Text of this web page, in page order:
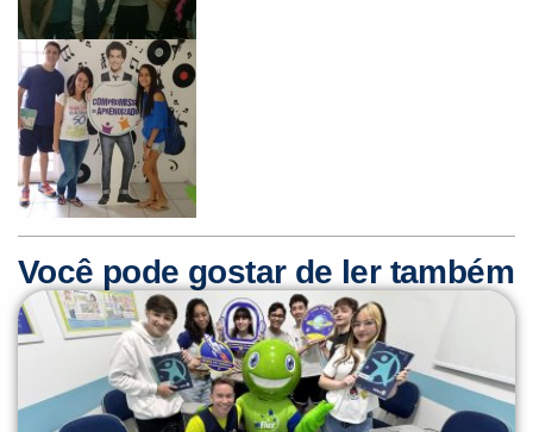
Você pode gostar de ler também